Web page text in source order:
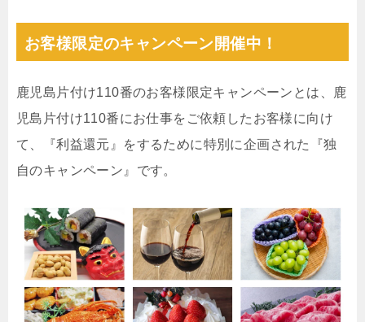
お客様限定のキャンペーン開催中！
鹿児島片付け110番のお客様限定キャンペーンとは、鹿
児島片付け110番にお仕事をご依頼したお客様に向け
て、『利益還元』をするために特別に企画された『独
自のキャンペーン』です。